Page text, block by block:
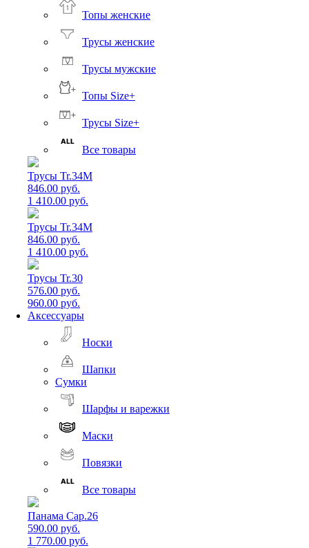
Топы женские
Трусы женские
Трусы мужские
Топы Size+
Трусы Size+
Все товары
Трусы Tr.34M
846.00 руб.
1 410.00 руб.
Трусы Tr.34M
846.00 руб.
1 410.00 руб.
Трусы Tr.30
576.00 руб.
960.00 руб.
Аксессуары
Носки
Шапки
Сумки
Шарфы и варежки
Маски
Повязки
Все товары
Панама Cap.26
590.00 руб.
1 770.00 руб.